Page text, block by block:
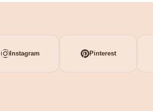
Instagram Pinterest